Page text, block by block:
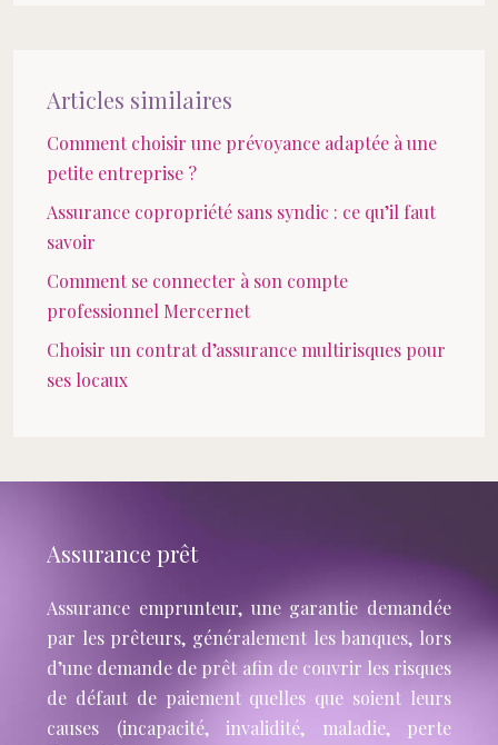
Articles similaires
Comment choisir une prévoyance adaptée à une
petite entreprise ?
Assurance copropriété sans syndic : ce qu’il faut
savoir
Comment se connecter à son compte
professionnel Mercernet
Choisir un contrat d’assurance multirisques pour
ses locaux
Assurance prêt
Assurance emprunteur, une garantie demandée
par les prêteurs, généralement les banques, lors
d’une demande de prêt afin de couvrir les risques
de défaut de paiement quelles que soient leurs
causes (incapacité, invalidité, maladie, perte